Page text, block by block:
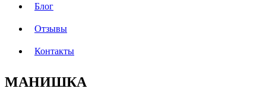
Блог
Отзывы
Контакты
МАНИШКА